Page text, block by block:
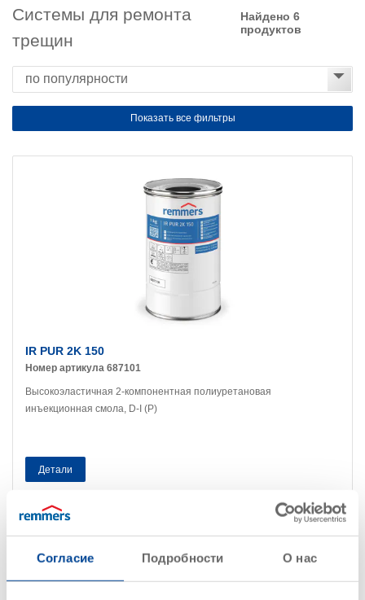
Согласие Подробности О нас
Системы для ремонта
трещин
Найдено 6
продуктов
Показать все фильтры
IR PUR 2K 150
Номер артикула 687101
Высокоэластичная 2-компонентная полиуретановая
инъекционная смола, D-I (P)
Детали